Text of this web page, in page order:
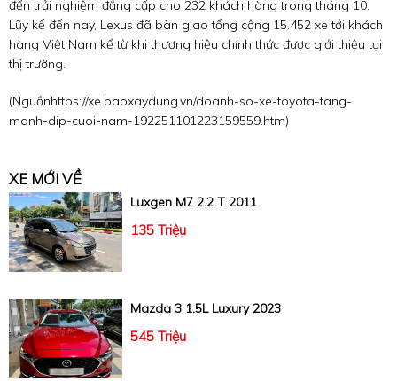
đến trải nghiệm đẳng cấp cho 232 khách hàng trong tháng 10.
Lũy kế đến nay, Lexus đã bàn giao tổng cộng 15.452 xe tới khách
hàng Việt Nam kể từ khi thương hiệu chính thức được giới thiệu tại
thị trường.
(Nguồnhttps://xe.baoxaydung.vn/doanh-so-xe-toyota-tang-
manh-dip-cuoi-nam-192251101223159559.htm)
XE MỚI VỀ
Luxgen M7 2.2 T 2011
135 Triệu
Mazda 3 1.5L Luxury 2023
545 Triệu